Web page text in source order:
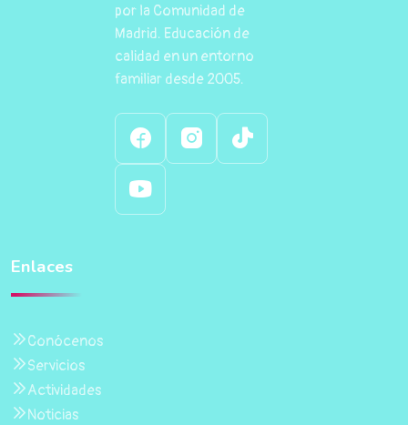
por la Comunidad de
Madrid. Educación de
calidad en un entorno
familiar desde 2005.
Enlaces
Conócenos
Servicios
Actividades
Noticias